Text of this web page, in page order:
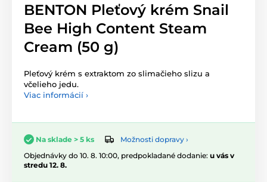
BENTON Pleťový krém Snail
Bee High Content Steam
Cream (50 g)
Pleťový krém s extraktom zo slimačieho slizu a
včelieho jedu.
Viac informácií ›
Na sklade > 5 ks
Možnosti dopravy ›
Objednávky do 10. 8. 10:00, predpokladané dodanie: u vás v
stredu 12. 8.